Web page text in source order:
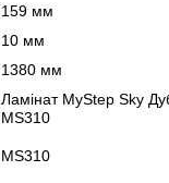
159 мм
10 мм
1380 мм
Ламінат MyStep Sky
MS310
MS310